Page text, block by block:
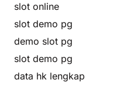
slot online
slot demo pg
demo slot pg
slot demo pg
data hk lengkap